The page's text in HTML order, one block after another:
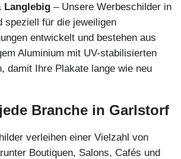
Langlebig – Unsere Werbeschilder in
speziell für die jeweiligen
entwickelt und bestehen aus
Aluminium mit UV-stabilisierten
damit Ihre Plakate lange wie neu
Branche in Garlstorf
verleihen einer Vielzahl von
Boutiquen, Salons, Cafés und